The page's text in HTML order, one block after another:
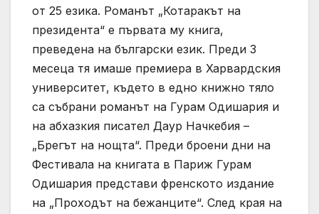
от 25 езика. Романът „Котаракът на
президента“ е първата му книга,
преведена на български език. Преди 3
месеца тя имаше премиера в Харвардския
университет, където в едно книжно тяло
са събрани романът на Гурам Одишария и
на абхазкия писател Даур Начкебия –
„Брегът на нощта“. Преди броени дни на
Фестивала на книгата в Париж Гурам
Одишария представи френското издание
на „Проходът на бежанците“. След края на